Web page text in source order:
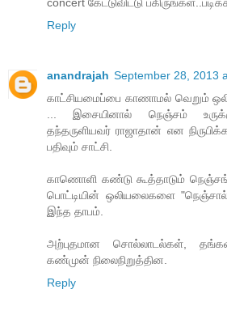
Reply
anandrajah September 28, 2013
காட்சியமைப்பை காணாமல் வெறும்
... இசையினால் நெஞ்சம்
தந்தருளியவர் ராஜாதான் என
பதிவும் சாட்சி.
காணொளி கண்டு கூத்தாடும்
பொட்டியின் ஒலியலைகளை "நெஞ்சால்"
இந்த தாபம்.
அற்புதமான சொல்லாடல்கள்,
கண்முன் நிலைநிறுத்தின.
Reply